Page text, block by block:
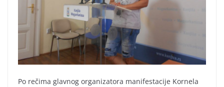
Po rečima glavnog organizatora manifestacije Kornela